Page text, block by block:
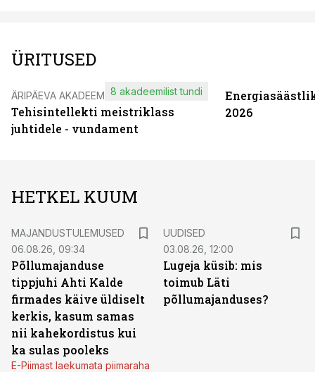
ÜRITUSED
ÄRIPÄEVA AKADEEMIA
Tehisintellekti meistriklass
juhtidele - vundament
8 akadeemilist tundi
2026
HETKEL KUUM
MAJANDUSTULEMUSED
06.08.26, 09:34
Põllumajanduse
tippjuhi Ahti Kalde
firmades käive üldiselt
kerkis, kasum samas
nii kahekordistus kui
ka sulas pooleks
E-Piimast laekumata piimaraha
UUDISED
03.08.26, 12:00
Lugeja küsib: mis
toimub Läti
põllumajanduses?